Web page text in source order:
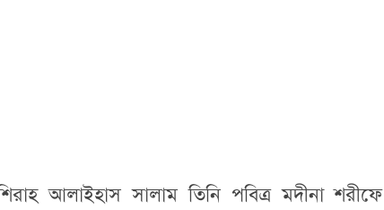
আলাইহাস সালাম তিনি পবিত্র মদীনা শরীফে